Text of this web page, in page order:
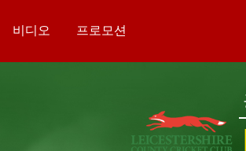
비디오 프로모션